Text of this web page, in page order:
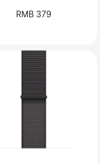
RMB 379